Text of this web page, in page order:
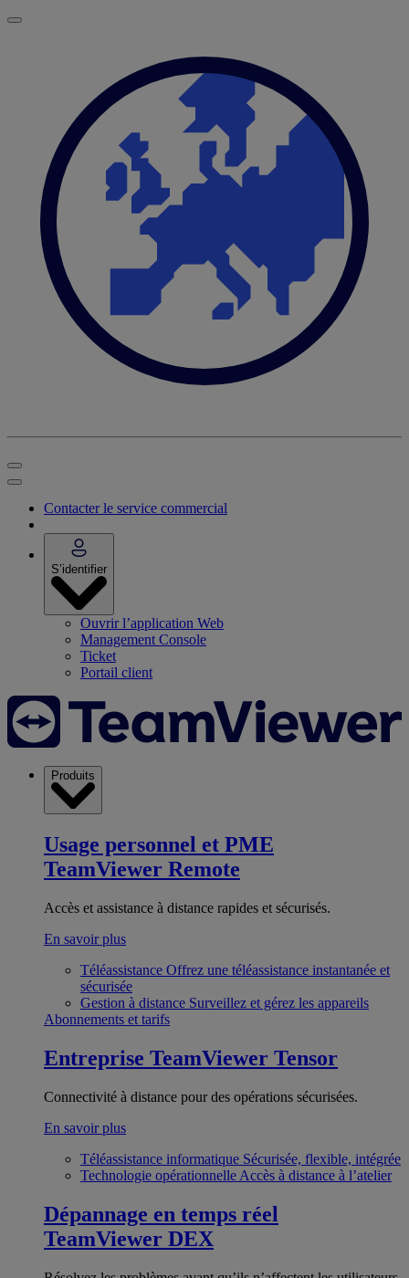
Contacter le service commercial
S’identifier
Ouvrir l’application Web
Management Console
Ticket
Portail client
Produits
Usage personnel et PME
TeamViewer Remote
Accès et assistance à distance rapides et sécurisés.
En savoir plus
Téléassistance Offrez une téléassistance instantanée et
sécurisée
Gestion à distance Surveillez et gérez les appareils
Abonnements et tarifs
Entreprise TeamViewer Tensor
Connectivité à distance pour des opérations sécurisées.
En savoir plus
Téléassistance informatique Sécurisée, flexible, intégrée
Technologie opérationnelle Accès à distance à l’atelier
Dépannage en temps réel
TeamViewer DEX